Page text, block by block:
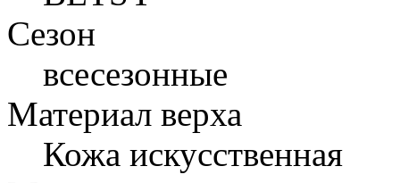
Сезон
всесезонные
Материал верха
Кожа искусственная